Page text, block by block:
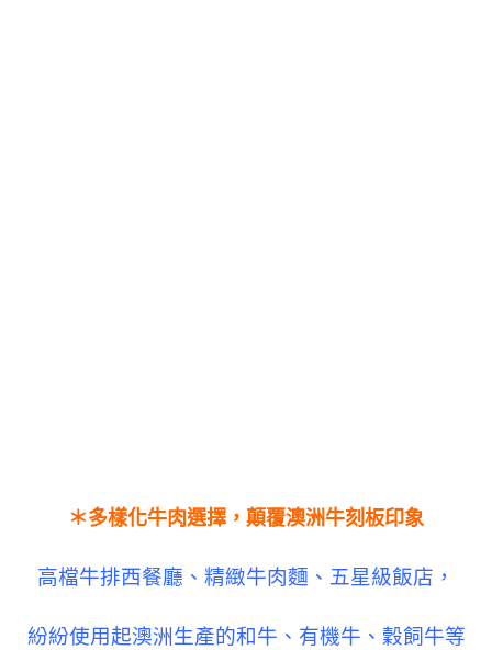
＊多樣化牛肉選擇，顛覆澳洲牛刻板印象
高檔牛排西餐廳、精緻牛肉麵、五星級飯店，
紛紛使用起澳洲生產的和牛、有機牛、穀飼牛等